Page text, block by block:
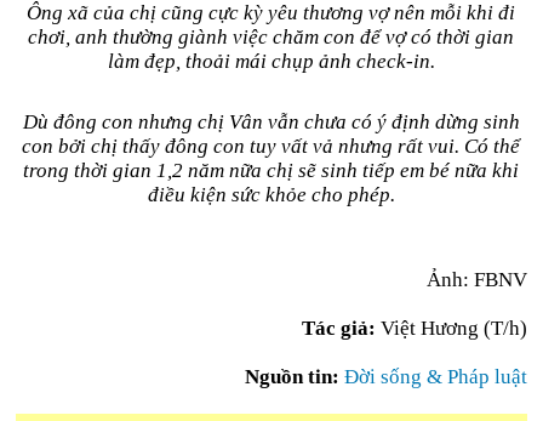
Ông xã của chị cũng cực kỳ yêu thương vợ nên mỗi khi đi
chơi, anh thường giành việc chăm con để vợ có thời gian
làm đẹp, thoải mái chụp ảnh check-in.
Dù đông con nhưng chị Vân vẫn chưa có ý định dừng sinh
con bởi chị thấy đông con tuy vất vả nhưng rất vui. Có thể
trong thời gian 1,2 năm nữa chị sẽ sinh tiếp em bé nữa khi
điều kiện sức khỏe cho phép.
Ảnh: FBNV
Tác giả: Việt Hương (T/h)
Nguồn tin: Đời sống & Pháp luật